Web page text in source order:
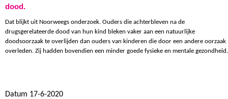
dood.
Dat blijkt uit Noorweegs onderzoek. Ouders die achterbleven na de
drugsgerelateerde dood van hun kind bleken vaker aan een natuurlijke
doodsoorzaak te overlijden dan ouders van kinderen die door een andere oorzaak
overleden. Zij hadden bovendien een minder goede fysieke en mentale gezondheid.
Datum 17-6-2020